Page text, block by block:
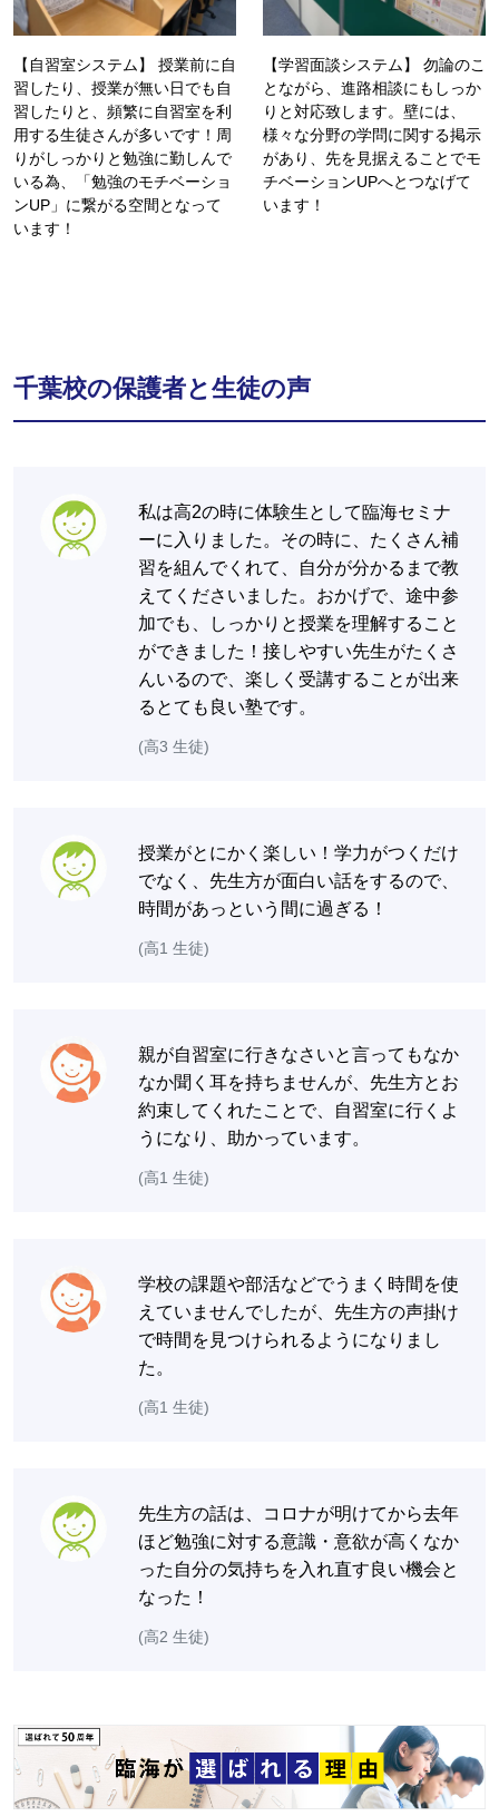
【自習室システム】 授業前に自
習したり、授業が無い日でも自
習したりと、頻繁に自習室を利
用する生徒さんが多いです！周
りがしっかりと勉強に勤しんで
いる為、「勉強のモチベーショ
ンUP」に繋がる空間となって
います！
【学習面談システム】 勿論のこ
とながら、進路相談にもしっか
りと対応致します。壁には、
様々な分野の学問に関する掲示
があり、先を見据えることでモ
チベーションUPへとつなげて
います！
千葉校の保護者と生徒の声
私は高2の時に体験生として臨海セミナ
ーに入りました。その時に、たくさん補
習を組んでくれて、自分が分かるまで教
えてくださいました。おかげで、途中参
加でも、しっかりと授業を理解すること
ができました！接しやすい先生がたくさ
んいるので、楽しく受講することが出来
るとても良い塾です。
(高3 生徒)
授業がとにかく楽しい！学力がつくだけ
でなく、先生方が面白い話をするので、
時間があっという間に過ぎる！
(高1 生徒)
親が自習室に行きなさいと言ってもなか
なか聞く耳を持ちませんが、先生方とお
約束してくれたことで、自習室に行くよ
うになり、助かっています。
(高1 生徒)
学校の課題や部活などでうまく時間を使
えていませんでしたが、先生方の声掛け
で時間を見つけられるようになりまし
た。
(高1 生徒)
先生方の話は、コロナが明けてから去年
ほど勉強に対する意識・意欲が高くなか
った自分の気持ちを入れ直す良い機会と
なった！
(高2 生徒)